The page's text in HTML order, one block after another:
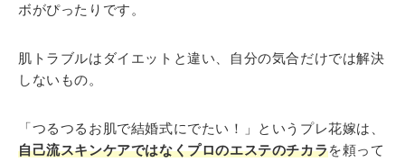
ボがぴったりです。
肌トラブルはダイエットと違い、自分の気合だけでは解決
しないもの。
「つるつるお肌で結婚式にでたい！」というプレ花嫁は、
自己流スキンケアではなくプロのエステのチカラを頼って